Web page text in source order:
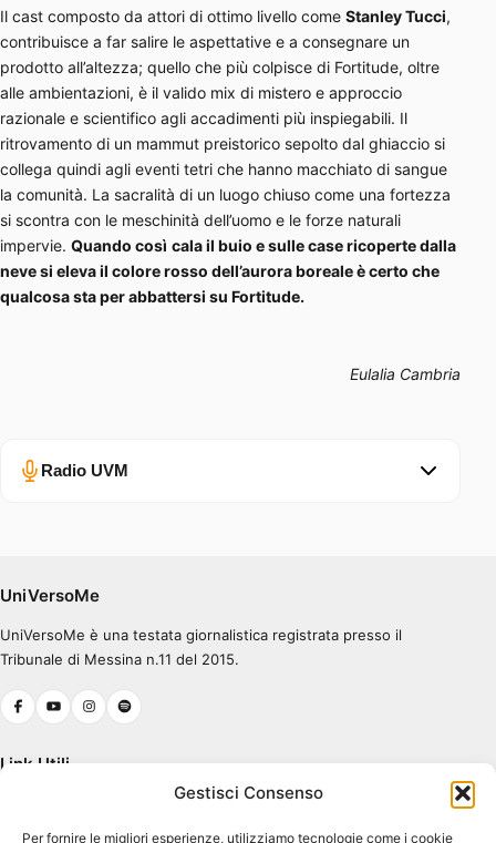
Gestisci Consenso
Per fornire le migliori esperienze, utilizziamo tecnologie come i cookie
Radio UVM
0:00
Il cast composto da attori di ottimo livello come Stanley Tucci,
contribuisce a far salire le aspettative e a consegnare un
prodotto all’altezza; quello che più colpisce di Fortitude, oltre
alle ambientazioni, è il valido mix di mistero e approccio
razionale e scientifico agli accadimenti più inspiegabili. Il
ritrovamento di un mammut preistorico sepolto dal ghiaccio si
collega quindi agli eventi tetri che hanno macchiato di sangue
la comunità. La sacralità di un luogo chiuso come una fortezza
si scontra con le meschinità dell’uomo e le forze naturali
impervie. Quando così cala il buio e sulle case ricoperte dalla
neve si eleva il colore rosso dell’aurora boreale è certo che
qualcosa sta per abbattersi su Fortitude.
Eulalia Cambria
UniVersoMe
UniVersoMe è una testata giornalistica registrata presso il
Tribunale di Messina n.11 del 2015.
Link Utili